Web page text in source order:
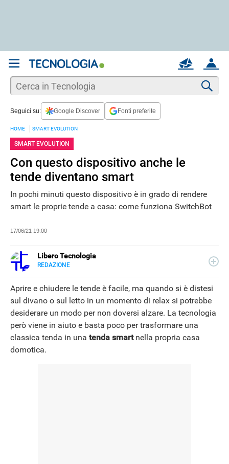
ACCOUNT
MAIL
Seguici su: Google Discover Fonti preferite
HOME SMART EVOLUTION
SMART EVOLUTION
Con questo dispositivo anche le
tende diventano smart
In pochi minuti questo dispositivo è in grado di rendere
smart le proprie tende a casa: come funziona SwitchBot
17/06/21 19:00
Libero Tecnologia
REDAZIONE
tendenze dal mondo tech, approfondimenti, guide e
tutorial, per un pubblico di principianti e di esperti, di
utenti privati, di PMI e professionisti. Qui trovate i nostri
articoli sul mondo Android e Apple, app e social, audio e
video, smartphone e wearable, domotica e gadget.
Aprire e chiudere le tende è facile, ma quando si è distesi
sul divano o sul letto in un momento di relax si potrebbe
desiderare un modo per non doversi alzare. La tecnologia
però viene in aiuto e basta poco per trasformare una
classica tenda in una tenda smartnella propria casa
domotica.